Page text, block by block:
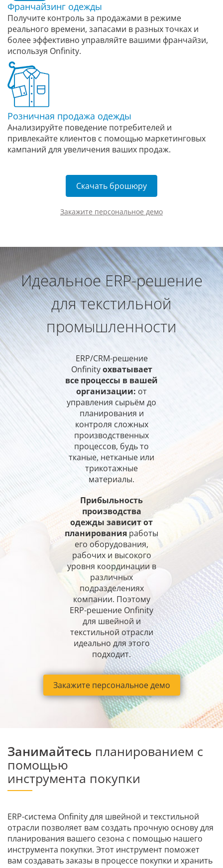
Франчайзинг одежды
Получите контроль за продажами в режиме
реального времени, запасами в разных точках и
более эффективно управляйте вашими франчайзи,
используя Onfinity.
Розничная продажа одежды
Анализируйте поведение потребителей и
привлекайте клиентов с помощью маркетинговых
кампаний для увеличения ваших продаж.
Скачать брошюру
Закажите персональное демо
Идеальное ERP-решение
для текстильной
промышленности
ERP/CRM-решение
Onfinityохватывает
все процессы в вашей
организации: от
управления сырьём до
планирования и
контроля сложных
производственных
процессов, будь то
тканые, нетканые или
трикотажные
материалы.
Прибыльность
производства
одежды зависит от
планированияработы
его оборудования,
рабочих и высокого
уровня координации в
различных
подразделениях
компании. Поэтому
ERP-решение Onfinity
для швейной и
текстильной отрасли
идеально для этого
подходит.
Закажите персональное демо
Занимайтесь планированием с
помощью
инструмента покупки
ERP-система Onfinity для швейной и текстильной
отрасли позволяет вам создать прочную основу для
планирования вашего сезона с помощью нашего
инструмента покупки. Этот инструмент поможет
вам создавать заказы в процессе покупки и хранить